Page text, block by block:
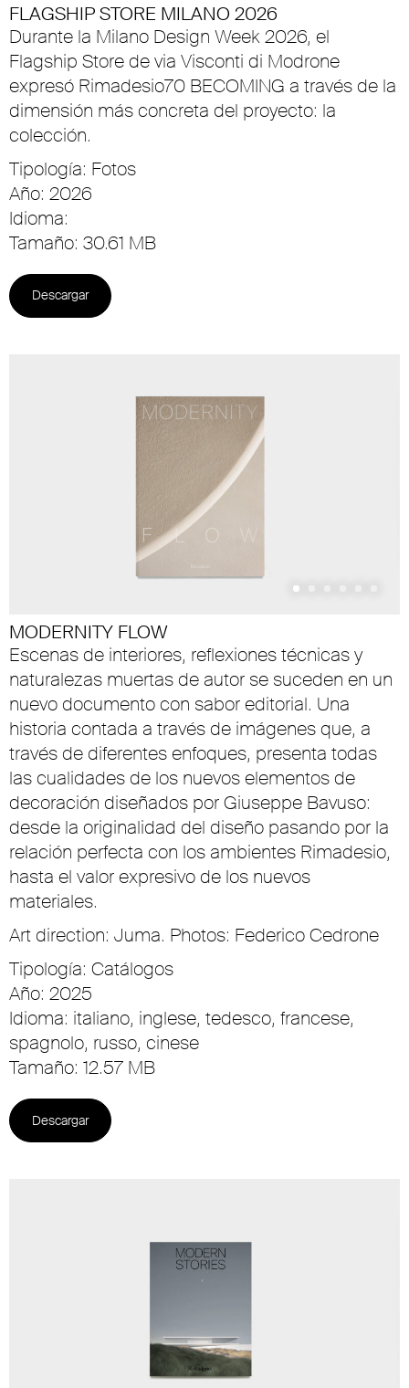
FLAGSHIP STORE MILANO 2026
Durante la Milano Design Week 2026, el
Flagship Store de via Visconti di Modrone
expresó Rimadesio70 BECOMING a través de la
dimensión más concreta del proyecto: la
colección.
Tipología: Fotos
Año: 2026
Idioma:
Tamaño: 30.61 MB
Descargar
MODERNITY FLOW
Escenas de interiores, reflexiones técnicas y
naturalezas muertas de autor se suceden en un
nuevo documento con sabor editorial. Una
historia contada a través de imágenes que, a
través de diferentes enfoques, presenta todas
las cualidades de los nuevos elementos de
decoración diseñados por Giuseppe Bavuso:
desde la originalidad del diseño pasando por la
relación perfecta con los ambientes Rimadesio,
hasta el valor expresivo de los nuevos
materiales.
Art direction: Juma. Photos: Federico Cedrone
Tipología: Catálogos
Año: 2025
Idioma: italiano, inglese, tedesco, francese,
spagnolo, russo, cinese
Tamaño: 12.57 MB
Descargar